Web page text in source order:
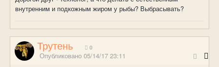
внутренним и подкожным жиром у рыбы? Выбрасывать?
Трутень 0
Опубликовано 05/14/17 23:11